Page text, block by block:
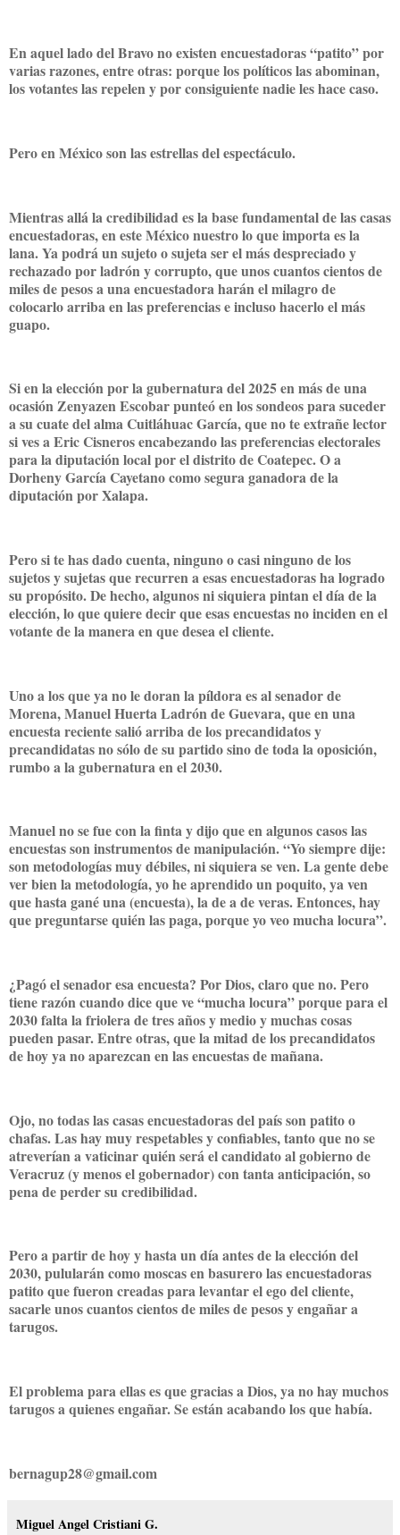
En aquel lado del Bravo no existen encuestadoras “patito” por
varias razones, entre otras: porque los políticos las abominan,
los votantes las repelen y por consiguiente nadie les hace caso.
Pero en México son las estrellas del espectáculo.
Mientras allá la credibilidad es la base fundamental de las casas
encuestadoras, en este México nuestro lo que importa es la
lana. Ya podrá un sujeto o sujeta ser el más despreciado y
rechazado por ladrón y corrupto, que unos cuantos cientos de
miles de pesos a una encuestadora harán el milagro de
colocarlo arriba en las preferencias e incluso hacerlo el más
guapo.
Si en la elección por la gubernatura del 2025 en más de una
ocasión Zenyazen Escobar punteó en los sondeos para suceder
a su cuate del alma Cuitláhuac García, que no te extrañe lector
si ves a Eric Cisneros encabezando las preferencias electorales
para la diputación local por el distrito de Coatepec. O a
Dorheny García Cayetano como segura ganadora de la
diputación por Xalapa.
Pero si te has dado cuenta, ninguno o casi ninguno de los
sujetos y sujetas que recurren a esas encuestadoras ha logrado
su propósito. De hecho, algunos ni siquiera pintan el día de la
elección, lo que quiere decir que esas encuestas no inciden en el
votante de la manera en que desea el cliente.
Uno a los que ya no le doran la píldora es al senador de
Morena, Manuel Huerta Ladrón de Guevara, que en una
encuesta reciente salió arriba de los precandidatos y
precandidatas no sólo de su partido sino de toda la oposición,
rumbo a la gubernatura en el 2030.
Manuel no se fue con la finta y dijo que en algunos casos las
encuestas son instrumentos de manipulación. “Yo siempre dije:
son metodologías muy débiles, ni siquiera se ven. La gente debe
ver bien la metodología, yo he aprendido un poquito, ya ven
que hasta gané una (encuesta), la de a de veras. Entonces, hay
que preguntarse quién las paga, porque yo veo mucha locura”.
¿Pagó el senador esa encuesta? Por Dios, claro que no. Pero
tiene razón cuando dice que ve “mucha locura” porque para el
2030 falta la friolera de tres años y medio y muchas cosas
pueden pasar. Entre otras, que la mitad de los precandidatos
de hoy ya no aparezcan en las encuestas de mañana.
Ojo, no todas las casas encuestadoras del país son patito o
chafas. Las hay muy respetables y confiables, tanto que no se
atreverían a vaticinar quién será el candidato al gobierno de
Veracruz (y menos el gobernador) con tanta anticipación, so
pena de perder su credibilidad.
Pero a partir de hoy y hasta un día antes de la elección del
2030, pulularán como moscas en basurero las encuestadoras
patito que fueron creadas para levantar el ego del cliente,
sacarle unos cuantos cientos de miles de pesos y engañar a
tarugos.
El problema para ellas es que gracias a Dios, ya no hay muchos
tarugos a quienes engañar. Se están acabando los que había.
bernagup28@gmail.com
Miguel Angel Cristiani G.